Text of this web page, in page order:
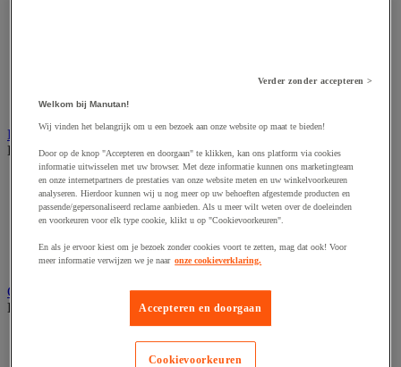
Accessoires voor zaag
Elektrische toebehoren en verlichting
Bekijk de hele productgroep
Accessoires voor elektrisch schakelpaneel
Batterij, oplader en kabel
Elektrische kabel
Elektrische uitrusting
Verlengsnoer, stekkerdoos en kapelhaspel
Wandcontactdoos en schakelaar
Gereedschap opbergen
Bekijk de hele productgroep
Assortimentsdoos en gereedschapkoffer
Gereedschapskist en opbergtas
Verder zonder accepteren >
Welkom bij Manutan!
Wij vinden het belangrijk om u een bezoek aan onze website op maat te bieden!
Door op de knop "Accepteren en doorgaan" te klikken, kan ons platform via cookies
informatie uitwisselen met uw browser. Met deze informatie kunnen ons marketingteam
en onze internetpartners de prestaties van onze website meten en uw winkelvoorkeuren
analyseren. Hierdoor kunnen wij u nog meer op uw behoeften afgestemde producten en
passende/gepersonaliseerd reclame aanbieden. Als u meer wilt weten over de doeleinden
en voorkeuren voor elk type cookie, klikt u op "Cookievoorkeuren".
En als je ervoor kiest om je bezoek zonder cookies voort te zetten, mag dat ook! Voor
meer informatie verwijzen we je naar onze cookieverklaring.
Accepteren en doorgaan
Cookievoorkeuren